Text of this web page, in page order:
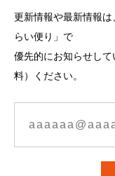
更新情報や最新情報
らい便り」で
優先的にお知らせし
料）ください。